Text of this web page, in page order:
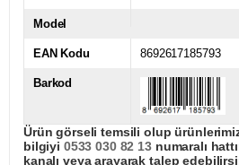
Model
EAN Kodu 8692617185793
Barkod
Ürün görseli temsili olup
bilgiyi 0533 030 82 13numaralı
kanalı veya arayarak talep